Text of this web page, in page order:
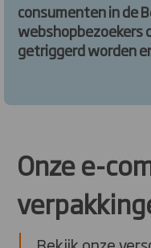
consumenten in de
webshopbezoekers
getriggerd worden
Onze e-